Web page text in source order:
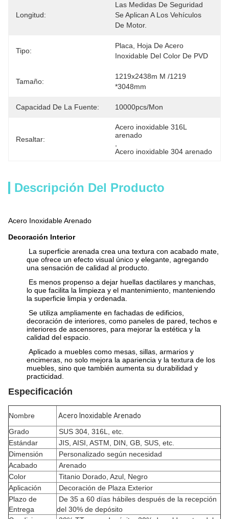
Longitud:
Las Medidas De Seguridad
Se Aplican A Los Vehículos
De Motor.
Tipo:
Placa, Hoja De Acero
Inoxidable Del Color De PVD
Tamaño:
1219x2438m M /1219
*3048mm
Capacidad De La Fuente: 10000pcs/mon
Resaltar:
Acero inoxidable 316L
arenado
Acero inoxidable 304 arenado
Descripción Del Producto
Acero Inoxidable Arenado
Decoración Interior
La superficie arenada crea una textura con acabado mate,
que ofrece un efecto visual único y elegante, agregando
una sensación de calidad al producto.
Es menos propenso a dejar huellas dactilares y manchas,
lo que facilita la limpieza y el mantenimiento, manteniendo
la superficie limpia y ordenada.
Se utiliza ampliamente en fachadas de edificios,
decoración de interiores, como paneles de pared, techos e
interiores de ascensores, para mejorar la estética y la
calidad del espacio.
Aplicado a muebles como mesas, sillas, armarios y
encimeras, no solo mejora la apariencia y la textura de los
muebles, sino que también aumenta su durabilidad y
practicidad.
Especificación
Nombre
Acero Inoxidable Arenado
Grado
SUS 304, 316L, etc.
Estándar
JIS, AISI, ASTM, DIN, GB, SUS, etc.
Dimensión
Personalizado según necesidad
Acabado
Arenado
Color
Titanio Dorado, Azul, Negro
Aplicación
Decoración de Plaza Exterior
Plazo de
Entrega
De 35 a 60 días hábiles después de la recepción
del 30% de depósito